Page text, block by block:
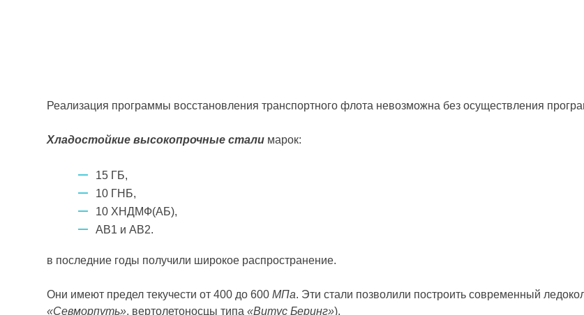
Реализация программы восстановления транспортного флота невозможна без осуществления
Хладостойкие высокопрочные стали марок:
15 ГБ,
10 ГНБ,
10 ХНДМФ(АБ),
АВ1 и АВ2.
в последние годы получили широкое распространение.
Они имеют предел текучести от 400 до 600МПа. Эти стали позволили построить современный
«Севморпуть», вертолетоносцы типа«Витус Беринг»).